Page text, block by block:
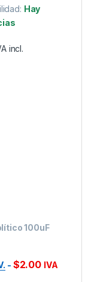
Hay
incl.
100uF
- $2.00 IVA